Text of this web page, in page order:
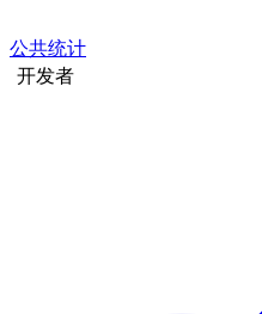
公共统计
开发者